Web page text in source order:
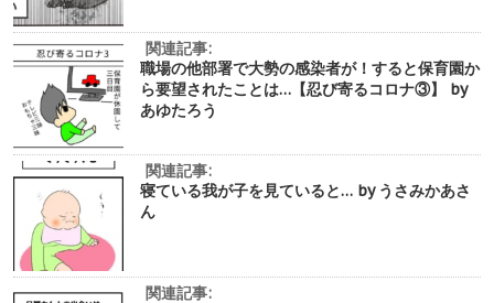
関連記事:
職場の他部署で大勢の感染者が！すると保育園か
ら要望されたことは…【忍び寄るコロナ③】 by
あゆたろう
関連記事:
寝ている我が子を見ていると… by うさみかあさ
ん
関連記事: